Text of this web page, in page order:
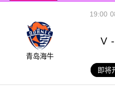
19:00
青岛海牛
V -
即将